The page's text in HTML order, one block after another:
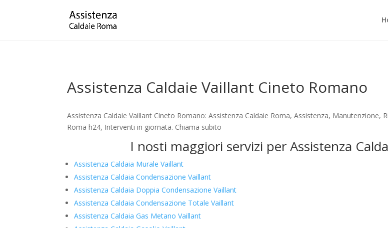
Assistenza Caldaie Vaillant Cineto Romano
Assistenza Caldaie Vaillant Cineto Romano: Assistenza Caldaie Roma, Assistenza,
Roma h24, Interventi in giornata. Chiama subito
I nosti maggiori servizi per Assistenza
Assistenza Caldaia Murale Vaillant
Assistenza Caldaia Condensazione Vaillant
Assistenza Caldaia Doppia Condensazione Vaillant
Assistenza Caldaia Condensazione Totale Vaillant
Assistenza Caldaia Gas Metano Vaillant